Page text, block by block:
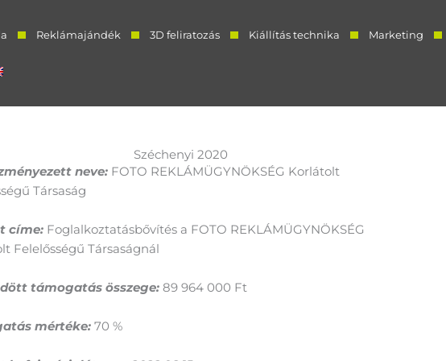
Reklámajándék 3D feliratozás Kiállítás technika Marketing
Széchenyi 2020
neve: FOTO REKLÁMÜGYNÖKSÉG Korlátolt
Társaság
címe: Foglalkoztatásbővítés a FOTO REKLÁMÜGYNÖKSÉG
Felelősségű Társaságnál
támogatás összege: 89 964 000 Ft
mértéke: 70 %